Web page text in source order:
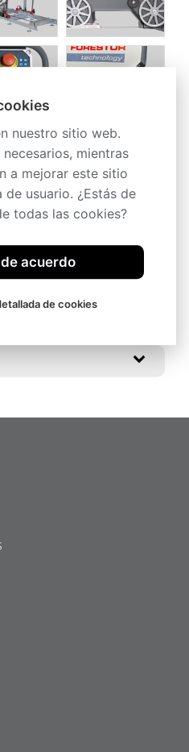
nuestro sitio web.
mientras
a mejorar este sitio
usuario. ¿Estás de
todas las cookies?
acuerdo
de cookies